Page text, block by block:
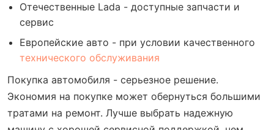
Отечественные Lada - доступные запчасти и
сервис
Европейские авто - при условии качественного
технического обслуживания
Покупка автомобиля - серьезное решение.
Экономия на покупке может обернуться большими
тратами на ремонт. Лучше выбрать надежную